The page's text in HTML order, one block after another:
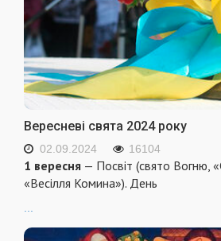
Вересневі свята 2024 року
02.09.2024 16104
1 вересня — Посвіт (свято Вогню,
«Весілля Комина»). День